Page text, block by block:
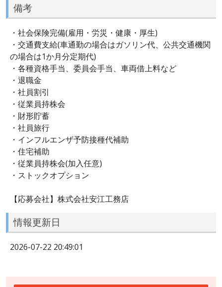
備考
・社会保険完備(雇用・労災・健康・厚生)
・交通費支給(車通勤の場合はガソリン代、公共交通機関
の場合は1か月分定期代)
・各種資格手当、委員会手当、車両借上料など
・退職金
・社員割引
・従業員持株会
・財形貯蓄
・社員旅行
・インフルエンザ予防接種代補助
・住宅補助
・従業員持株会(加入任意)
・ストックオプション
【応募会社】株式会社安江工務店
情報更新日
2026-07-22 20:49:01